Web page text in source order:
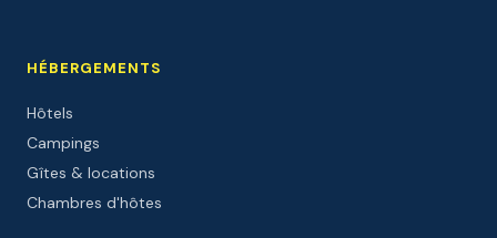
HÉBERGEMENTS
Hôtels
Campings
Gîtes & locations
Chambres d'hôtes